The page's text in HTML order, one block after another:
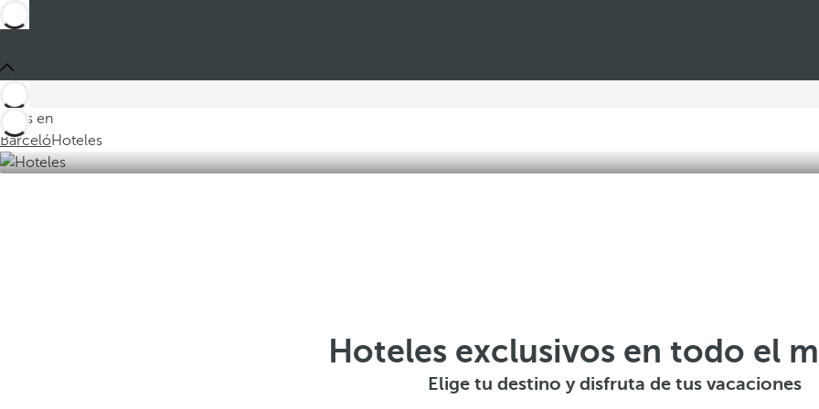
Estás en
BarcelóHoteles
Hoteles exclusivos en todo el
Elige tu destino y disfruta de tus vacaciones